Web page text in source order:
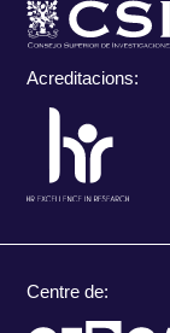
Acreditacions:
Centre de: